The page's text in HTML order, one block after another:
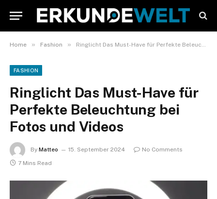
Home » Fashion » Ringlicht Das Must-Have für Perfekte Beleuchtung bei Fotos und Videos
FASHION
Ringlicht Das Must-Have für
Perfekte Beleuchtung bei
Fotos und Videos
By Matteo 15. September 2024
No Comments
7 Mins Read